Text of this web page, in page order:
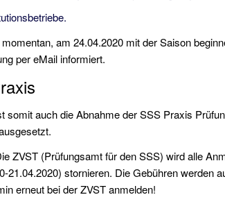
am 24.04.2020 mit der Saison
per eMail informiert.
somit auch die Abnahme der SSS Praxis
ZVST (Prüfungsamt für den SSS) wird alle
21.04.2020) stornieren. Die Gebühren
erneut bei der ZVST anmelden!